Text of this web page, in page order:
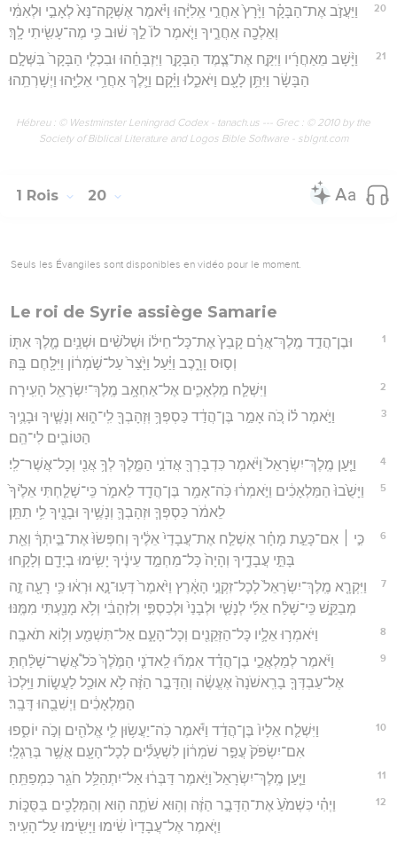
20
וַיַּעֲזֹ֣ב אֶת־הַבָּקָ֗ר וַיָּ֙רָץ֙ אַחֲרֵ֣י אֵֽלִיָּ֔הוּ וַיֹּ֗אמֶר אֶשְּׁקָה־נָּא֙ לְאָבִ֣י וּלְאִמִּ֔י
וְאֵלְכָ֖ה אַחֲרֶ֑יךָ וַיֹּ֤אמֶר לוֹ֙ לֵ֣ךְ שׁ֔וּב כִּ֥י מֶה־עָשִׂ֖יתִי לָֽךְ׃
21
וַיָּ֨שָׁב מֵאַחֲרָ֜יו וַיִּקַּ֣ח אֶת־צֶ֧מֶד הַבָּקָ֣ר וַיִּזְבָּחֵ֗הוּ וּבִכְלִ֤י הַבָּקָר֙ בִּשְּׁלָ֣ם
הַבָּשָׂ֔ר וַיִּתֵּ֥ן לָעָ֖ם וַיֹּאכֵ֑לוּ וַיָּ֗קָם וַיֵּ֛לֶךְ אַחֲרֵ֥י אֵלִיָּ֖הוּ וַיְשָׁרְתֵֽהוּ׃
Hébreu : © Westminster Leningrad Codex - tanach.us --- Grec : © 2010 by the
Society of Biblical Literature and Logos Bible Software - sblgnt.com
1 Rois 20
Seuls les Évangiles sont disponibles en vidéo pour le moment.
Le roi de Syrie assiège Samarie
1
וּבֶן־הֲדַ֣ד מֶֽלֶךְ־אֲרָ֗ם קָבַץ֙ אֶת־כָּל־חֵיל֔וֹ וּשְׁלֹשִׁ֨ים וּשְׁנַ֥יִם מֶ֛לֶךְ אִתּ֖וֹ
וְס֣וּס וָרָ֑כֶב וַיַּ֗עַל וַיָּ֙צַר֙ עַל־שֹׁ֣מְר֔וֹן וַיִּלָּ֖חֶם בָּֽהּ׃
2 וַיִּשְׁלַ֧ח מַלְאָכִ֛ים אֶל־אַחְאָ֥ב מֶֽלֶךְ־יִשְׂרָאֵ֖ל הָעִֽירָה׃
3
וַיֹּ֣אמֶר ל֗וֹ כֹּ֚ה אָמַ֣ר בֶּן־הֲדַ֔ד כַּסְפְּךָ֥ וּֽזְהָבְךָ֖ לִֽי־ה֑וּא וְנָשֶׁ֧יךָ וּבָנֶ֛יךָ
הַטּוֹבִ֖ים לִי־הֵֽם׃
4 וַיַּ֤עַן מֶֽלֶךְ־יִשְׂרָאֵל֙ וַיֹּ֔אמֶר כִּדְבָרְךָ֖ אֲדֹנִ֣י הַמֶּ֑לֶךְ לְךָ֥ אֲנִ֖י וְכָל־אֲשֶׁר־לִֽי׃
5
וַיָּשֻׁ֙בוּ֙ הַמַּלְאָכִ֔ים וַיֹּ֣אמְר֔וּ כֹּֽה־אָמַ֥ר בֶּן־הֲדַ֖ד לֵאמֹ֑ר כִּֽי־שָׁלַ֤חְתִּי אֵלֶ֙יךָ֙
לֵאמֹ֔ר כַּסְפְּךָ֧ וּזְהָבְךָ֛ וְנָשֶׁ֥יךָ וּבָנֶ֖יךָ לִ֥י תִתֵּֽן׃
6
כִּ֣י ׀ אִם־כָּעֵ֣ת מָחָ֗ר אֶשְׁלַ֤ח אֶת־עֲבָדַי֙ אֵלֶ֔יךָ וְחִפְּשׂוּ֙ אֶת־בֵּ֣יתְךָ֔ וְאֵ֖ת
בָּתֵּ֣י עֲבָדֶ֑יךָ וְהָיָה֙ כָּל־מַחְמַ֣ד עֵינֶ֔יךָ יָשִׂ֥ימוּ בְיָדָ֖ם וְלָקָֽחוּ׃
7
וַיִּקְרָ֤א מֶֽלֶךְ־יִשְׂרָאֵל֙ לְכָל־זִקְנֵ֣י הָאָ֔רֶץ וַיֹּ֙אמֶר֙ דְּעֽוּ־נָ֣א וּרְא֔וּ כִּ֥י רָעָ֖ה זֶ֣ה
מְבַקֵּ֑שׁ כִּֽי־שָׁלַ֨ח אֵלַ֜י לְנָשַׁ֤י וּלְבָנַי֙ וּלְכַסְפִּ֣י וְלִזְהָבִ֔י וְלֹ֥א מָנַ֖עְתִּי מִמֶּֽנּוּ׃
8 וַיֹּאמְר֥וּ אֵלָ֛יו כָּל־הַזְּקֵנִ֖ים וְכָל־הָעָ֑ם אַל־תִּשְׁמַ֖ע וְל֥וֹא תֹאבֶֽה׃
9
וַיֹּ֜אמֶר לְמַלְאֲכֵ֣י בֶן־הֲדַ֗ד אִמְר֞וּ לַֽאדֹנִ֤י הַמֶּ֙לֶךְ֙ כֹּל֩ אֲשֶׁר־שָׁלַ֨חְתָּ
אֶל־עַבְדְּךָ֤ בָרִֽאשֹׁנָה֙ אֶעֱשֶׂ֔ה וְהַדָּבָ֣ר הַזֶּ֔ה לֹ֥א אוּכַ֖ל לַעֲשׂ֑וֹת וַיֵּֽלְכוּ֙
הַמַּלְאָכִ֔ים וַיְשִׁבֻ֖הוּ דָּבָֽר׃
10
וַיִּשְׁלַ֤ח אֵלָיו֙ בֶּן־הֲדַ֔ד וַיֹּ֕אמֶר כֹּֽה־יַעֲשׂ֥וּן לִ֛י אֱלֹהִ֖ים וְכֹ֣ה יוֹסִ֑פוּ
אִם־יִשְׂפֹּק֙ עֲפַ֣ר שֹׁמְר֔וֹן לִשְׁעָלִ֕ים לְכָל־הָעָ֖ם אֲשֶׁ֥ר בְּרַגְלָֽי׃
11 וַיַּ֤עַן מֶֽלֶךְ־יִשְׂרָאֵל֙ וַיֹּ֣אמֶר דַּבְּר֔וּ אַל־יִתְהַלֵּ֥ל חֹגֵ֖ר כִּמְפַתֵּֽחַ׃
12
וַיְהִ֗י כִּשְׁמֹ֙עַ֙ אֶת־הַדָּבָ֣ר הַזֶּ֔ה וְה֥וּא שֹׁתֶ֛ה ה֥וּא וְהַמְּלָכִ֖ים בַּסֻּכּ֑וֹת
וַיֹּ֤אמֶר אֶל־עֲבָדָיו֙ שִׂ֔ימוּ וַיָּשִׂ֖ימוּ עַל־הָעִֽיר׃